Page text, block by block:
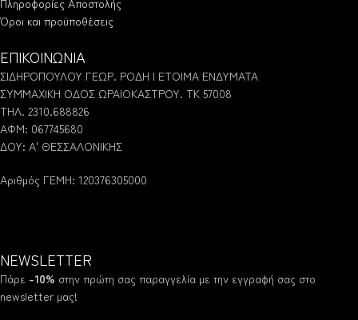
Όροι και προϋποθέσεις
ΕΠΙΚΟΙΝΩΝΙΑ
ΣΙΔΗΡΟΠΟΥΛΟΥ ΓΕΩΡ. ΡΟΔΗ | ΕΤΟΙΜΑ ΕΝΔΥΜΑΤΑ
ΣΥΜΜΑΧΙΚΗ ΟΔΟΣ ΩΡΑΙΟΚΑΣΤΡΟΥ. ΤΚ 57008
ΤΗΛ. 2310.688826
ΑΦΜ: 067745680
ΔΟΥ: Α' ΘΕΣΣΑΛΟΝΙΚΗΣ
Αριθμός ΓΕΜΗ: 120376305000
NEWSLETTER
Πάρε -10% στην πρώτη σας παραγγελία με την εγγραφή σας στο
newsletter μας!